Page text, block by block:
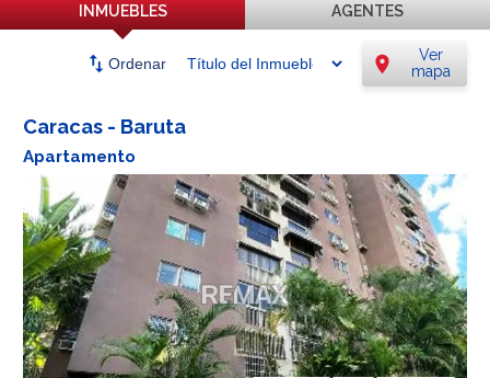
INMUEBLES AGENTES
swap_vert Ordenar location_on
Ver
mapa
Caracas - Baruta
Apartamento